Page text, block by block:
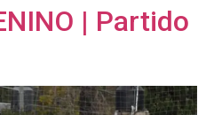
| Partido